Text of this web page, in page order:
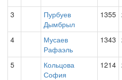
3
Пурбуев
Дымбрыл
1355
4
Мусаев
Рафаэль
1343
5
Кольцова
София
1214